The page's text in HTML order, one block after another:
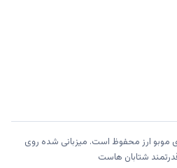
برای موبو ارز محفوظ است. میزبانی شده روی
شتابان هاست